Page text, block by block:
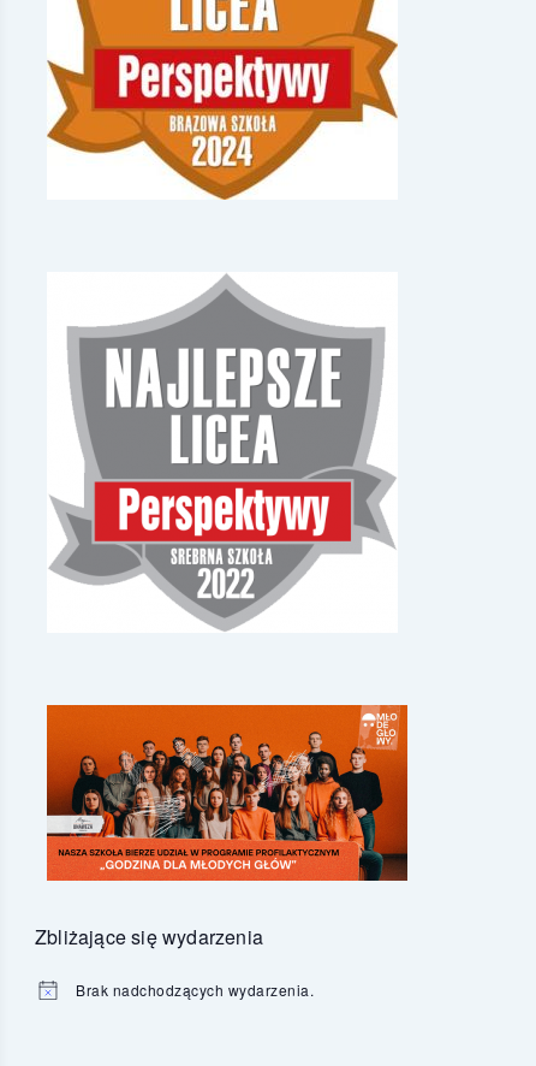
Zbliżające się wydarzenia
Powiadomienie
Brak nadchodzących wydarzenia.